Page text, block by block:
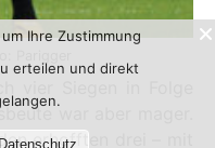
war aber mager.
erhofften drei – mit
Ihre Zustimmung
erteilen und direkt
Datenschutz